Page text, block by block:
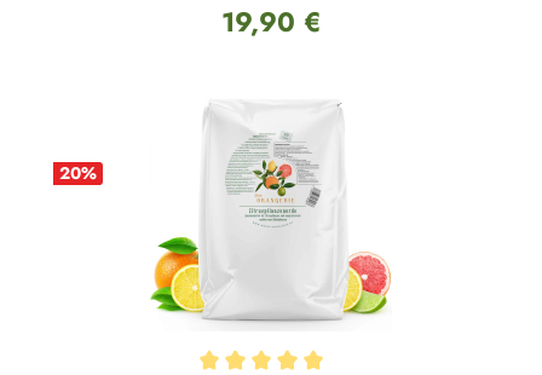
Regulärer Preis:
19,90 €
20%